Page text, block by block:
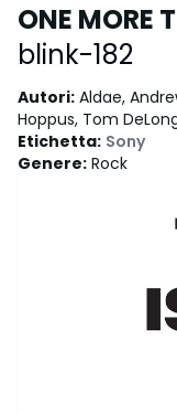
ONE MORE
blink-182
Autori: Aldae,
Hoppus, Tom
Etichetta: Sony
Genere: Rock